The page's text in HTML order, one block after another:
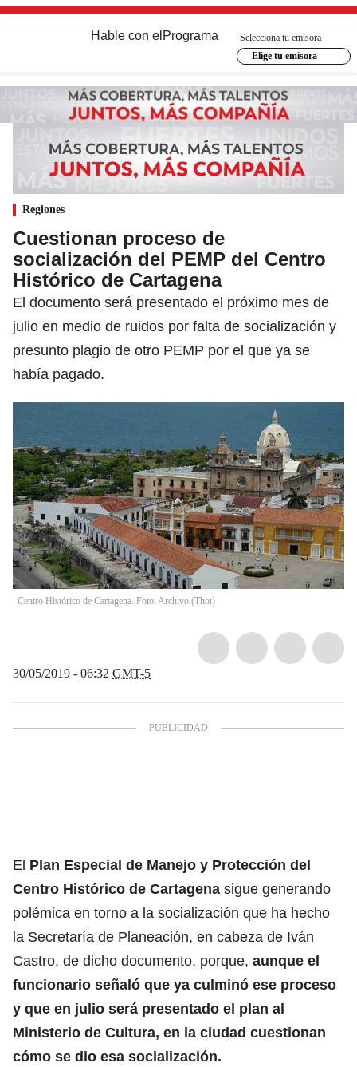
Hable con el Programa
Selecciona tu emisora
Elige tu emisora
Regiones
Cuestionan proceso de
socialización del PEMP del Centro
Histórico de Cartagena
El documento será presentado el próximo mes de
julio en medio de ruidos por falta de socialización y
presunto plagio de otro PEMP por el que ya se
había pagado.
Centro Histórico de Cartagena. Foto: Archivo.(Thot)
30/05/2019 - 06:32 GMT-5
El Plan Especial de Manejo y Protección del
Centro Histórico de Cartagena sigue generando
polémica en torno a la socialización que ha hecho
la Secretaría de Planeación, en cabeza de Iván
Castro, de dicho documento, porque, aunque el
funcionario señaló que ya culminó ese proceso
y que en julio será presentado el plan al
Ministerio de Cultura, en la ciudad cuestionan
cómo se dio esa socialización.